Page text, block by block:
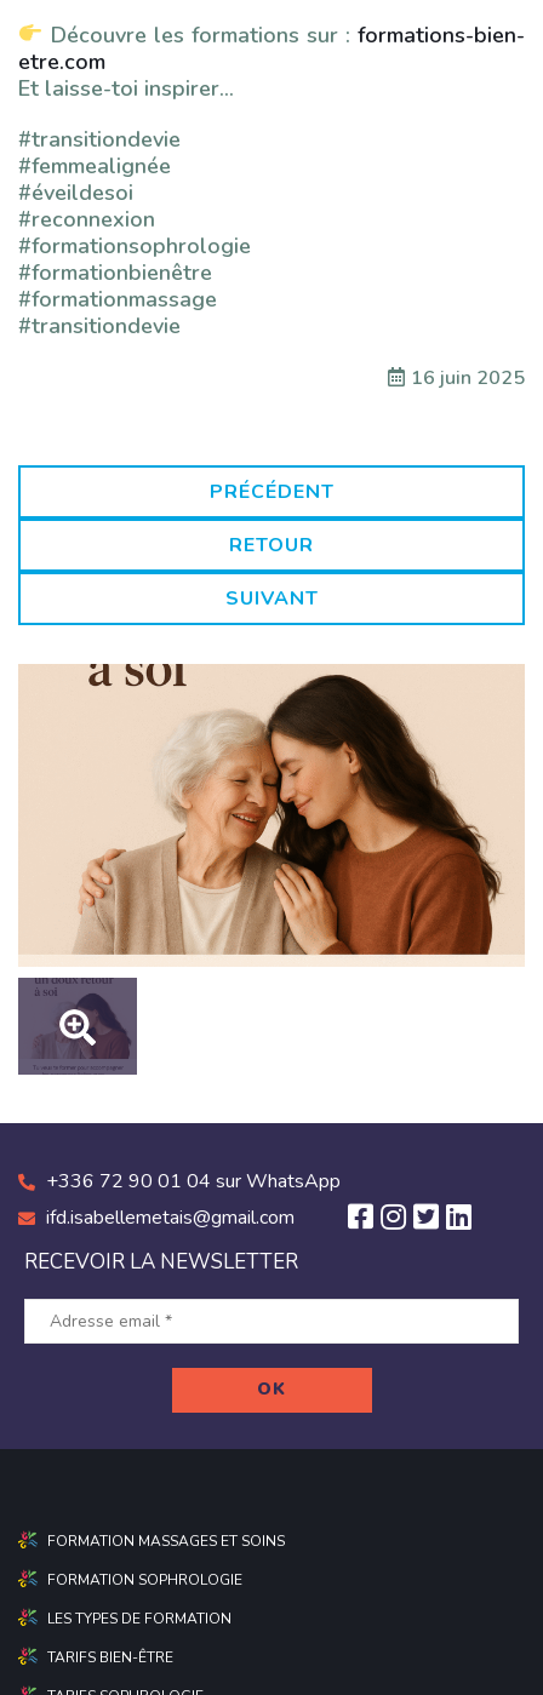
Découvre les formations sur : formations-bien-
etre.com
Et laisse-toi inspirer…
#transitiondevie
#femmealignée
#éveildesoi
#reconnexion
#formationsophrologie
#formationbienêtre
#formationmassage
#transitiondevie
16 juin 2025
PRÉCÉDENT
RETOUR
SUIVANT
+336 72 90 01 04 sur WhatsApp
ifd.isabellemetais@gmail.com
RECEVOIR LA NEWSLETTER
FORMATION MASSAGES ET SOINS
FORMATION SOPHROLOGIE
LES TYPES DE FORMATION
TARIFS BIEN-ÊTRE